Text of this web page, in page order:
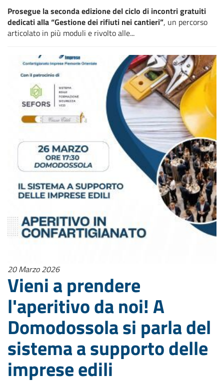
Prosegue la seconda edizione del ciclo di incontri gratuiti
dedicati alla “Gestione dei rifiuti nei cantieri”, un percorso
articolato in più moduli e rivolto alle...
20 Marzo 2026
Vieni a prendere
l'aperitivo da noi! A
Domodossola si parla del
sistema a supporto delle
imprese edili